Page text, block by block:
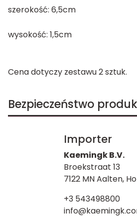
szerokość: 6,5cm
wysokość: 1,5cm
Cena dotyczy zestawu 2 sztuk.
Bezpieczeństwo
Importer
Kaemingk B.V.
Broekstraat 13
7122 MN Aalten,
+3 543498800